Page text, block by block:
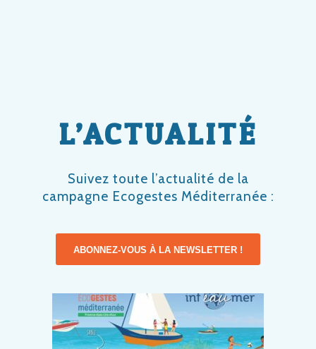
L’ACTUALITÉ
Suivez toute l’actualité de la
campagne Ecogestes Méditerranée :
ABONNEZ-VOUS À LA NEWSLETTER !